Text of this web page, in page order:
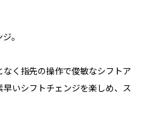
。
く指先の操作で俊敏なシフトア
いシフトチェンジを楽しめ、ス